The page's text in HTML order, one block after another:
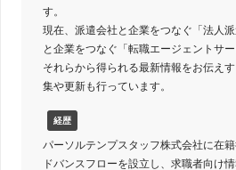
す。
現在、派遣会社と企業をつなぐ「法人
と企業をつなぐ「転職エージェントサ
それらから得られる最新情報をお伝え
集や更新も行っています。
経歴
パーソルテンプスタッフ株式会社に在
ドバンスフローを設立し、求職者向け